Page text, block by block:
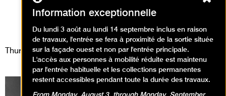
Miller
Événement / Cycle
Thursday 21 May 2026
Information exceptionnelle
Du lundi 3 août au lundi 14 septembre inclus en raison
de travaux, l'entrée se fera à proximité de la sortie située
sur la façade ouest et non par l'entrée principale.
L'accès aux personnes à mobilité réduite est maintenu
par l'entrée habituelle et les collections permanentes
restent accessibles pendant toute la durée des travaux.